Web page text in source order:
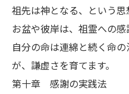
祖先は神となる、という思
お盆や彼岸は、祖霊への感
自分の命は連綿と続く命
が、謙虚さを育てます。
第十章 感謝の実践法